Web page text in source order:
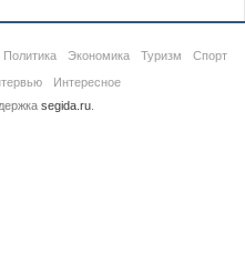
Политика Экономика Туризм
Спорт
Интересное
segida.ru.